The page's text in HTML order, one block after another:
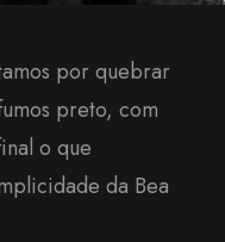
por quebrar
preto, com
o que
da Bea